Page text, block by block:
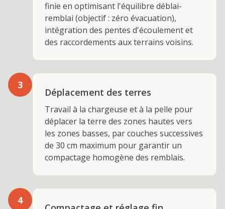
finie en optimisant l'équilibre déblai-
remblai (objectif : zéro évacuation),
intégration des pentes d'écoulement et
des raccordements aux terrains voisins.
3
Déplacement des terres
Travail à la chargeuse et à la pelle pour
déplacer la terre des zones hautes vers
les zones basses, par couches successives
de 30 cm maximum pour garantir un
compactage homogène des remblais.
4